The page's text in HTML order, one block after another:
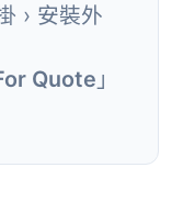
› 安裝外
Quote 」